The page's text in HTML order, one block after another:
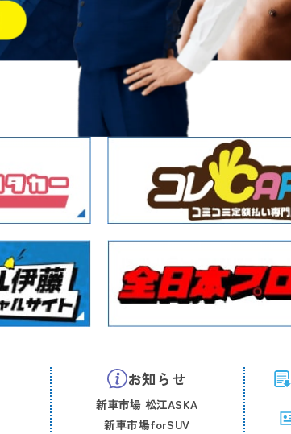
お知らせ
新車市場 松江ASKA
新車市場forSUV